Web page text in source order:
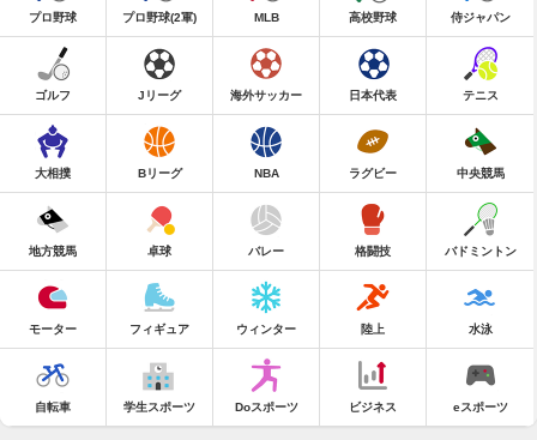
プロ野球 プロ野球(2軍) MLB 高校野球 侍ジャパン
ゴルフ Jリーグ 海外サッカー 日本代表 テニス
大相撲 Bリーグ NBA ラグビー 中央競馬
地方競馬 卓球 バレー 格闘技 バドミントン
モーター フィギュア ウィンター 陸上 水泳
自転車 学生スポーツ Doスポーツ ビジネス eスポーツ